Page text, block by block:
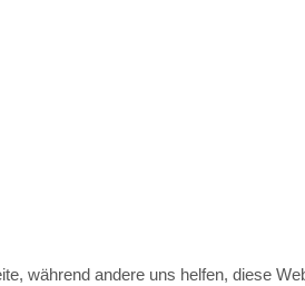
während andere uns helfen, diese